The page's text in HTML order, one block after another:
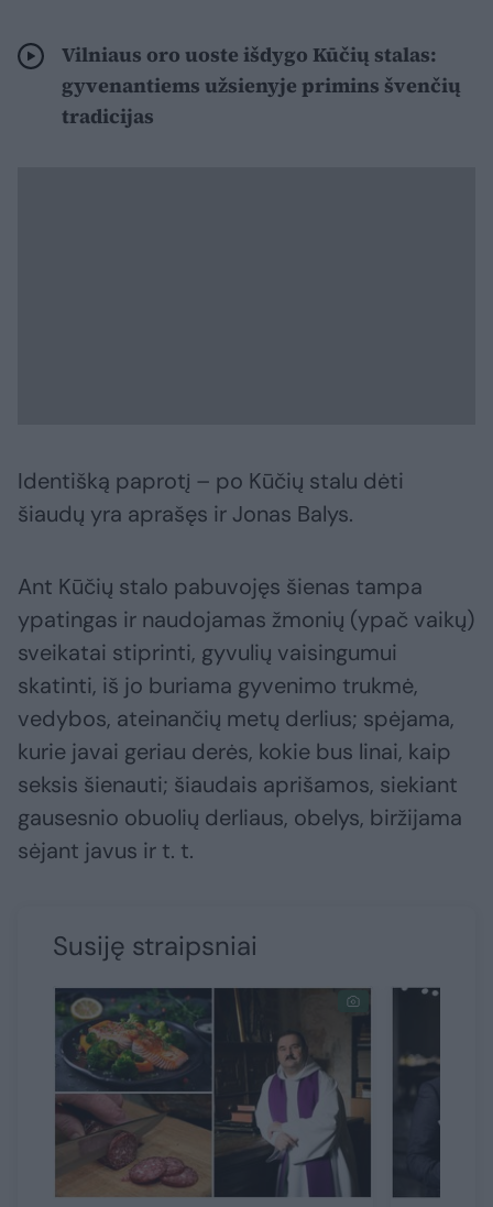
Vilniaus oro uoste išdygo Kūčių stalas:
gyvenantiems užsienyje primins švenčių
tradicijas
Identišką paprotį – po Kūčių stalu dėti
šiaudų yra aprašęs ir Jonas Balys.
Ant Kūčių stalo pabuvojęs šienas tampa
ypatingas ir naudojamas žmonių (ypač vaikų)
sveikatai stiprinti, gyvulių vaisingumui
skatinti, iš jo buriama gyvenimo trukmė,
vedybos, ateinančių metų derlius; spėjama,
kurie javai geriau derės, kokie bus linai, kaip
seksis šienauti; šiaudais aprišamos, siekiant
gausesnio obuolių derliaus, obelys, biržijama
sėjant javus ir t. t.
Susiję straipsniai